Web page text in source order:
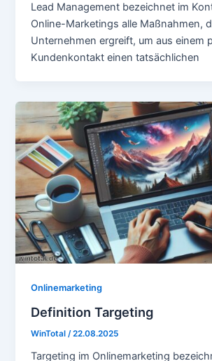
Lead Management bezeichnet im
Online-Marketings alle Maßnahmen,
Unternehmen ergreift, um aus einem
Kundenkontakt einen tatsächlichen
Onlinemarketing
Definition Targeting
WinTotal /22.08.2025
Targeting im Onlinemarketing